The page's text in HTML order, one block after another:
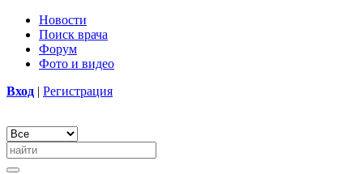
Новости
Поиск врача
Форум
Фото и видео
Вход | Регистрация